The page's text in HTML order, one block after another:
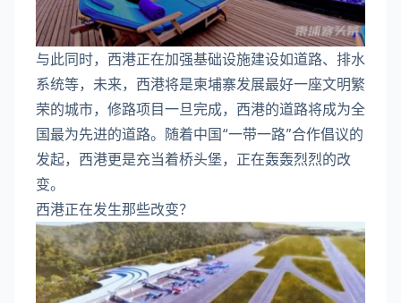
与此同时，西港正在加强基础设施建设如道路、排水
系统等，未来，西港将是柬埔寨发展最好一座文明繁
荣的城市，修路项目一旦完成，西港的道路将成为全
国最为先进的道路。随着中国“一带一路”合作倡议的
发起，西港更是充当着桥头堡，正在轰轰烈烈的改
变。
西港正在发生那些改变？